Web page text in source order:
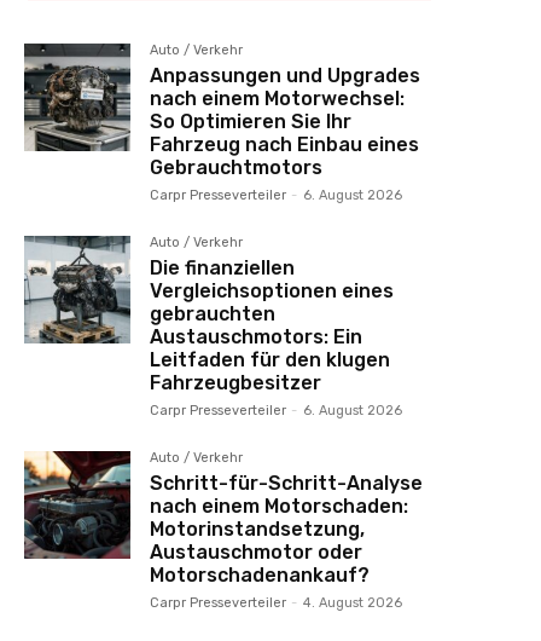
Auto / Verkehr
Anpassungen und Upgrades
nach einem Motorwechsel:
So Optimieren Sie Ihr
Fahrzeug nach Einbau eines
Gebrauchtmotors
Carpr Presseverteiler - 6. August 2026
Auto / Verkehr
Die finanziellen
Vergleichsoptionen eines
gebrauchten
Austauschmotors: Ein
Leitfaden für den klugen
Fahrzeugbesitzer
Carpr Presseverteiler - 6. August 2026
Auto / Verkehr
Schritt-für-Schritt-Analyse
nach einem Motorschaden:
Motorinstandsetzung,
Austauschmotor oder
Motorschadenankauf?
Carpr Presseverteiler - 4. August 2026